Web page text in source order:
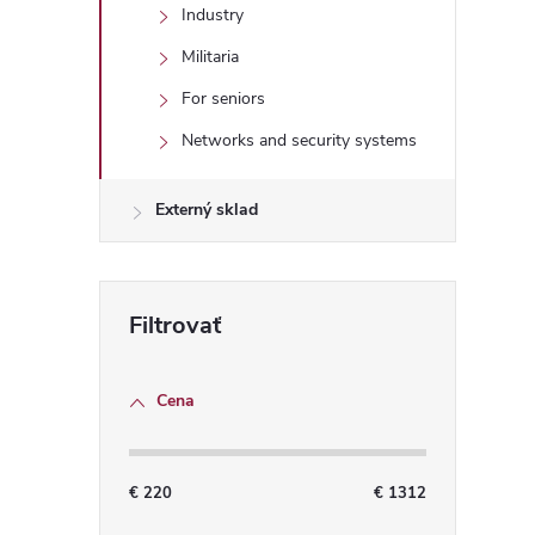
Industry
Militaria
For seniors
Networks and security systems
Externý sklad
Cena
€ 220 € 1312